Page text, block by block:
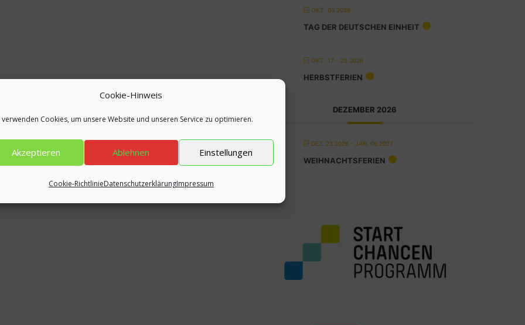
Cookie-Hinweis
verwenden Cookies, um unsere Website und unseren Service zu optimieren.
Akzeptieren Ablehnen Einstellungen
Cookie-RichtlinieDatenschutzerklärungImpressum
OKT. 03 2026
TAG DER DEUTSCHEN EINHEIT
OKT. 17 - 25 2026
HERBSTFERIEN
DEZEMBER 2026
DEZ. 23 2026 - JAN. 06 2027
WEIHNACHTSFERIEN